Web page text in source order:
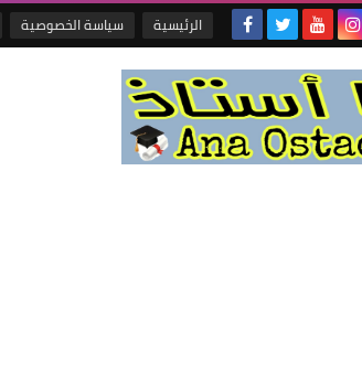
الرئيسية سياسة الخصوصية